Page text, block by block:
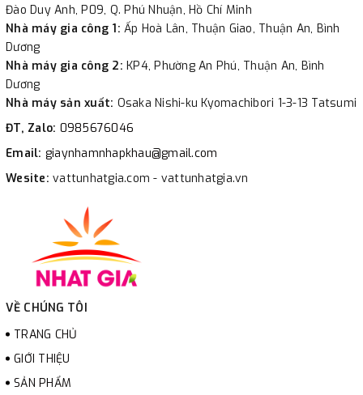
Đào Duy Anh, P09, Q. Phú Nhuận, Hồ Chí Minh
Nhà máy gia công 1: Ấp Hoà Lân, Thuận Giao, Thuận An, Bình
Dương
Nhà máy gia công 2: KP4, Phường An Phú, Thuận An, Bình
Dương
Nhà máy sản xuất: Osaka Nishi-ku Kyomachibori 1-3-13 Tatsumi
ĐT, Zalo: 0985676046
Email: giaynhamnhapkhau@gmail.com
Wesite: vattunhatgia.com - vattunhatgia.vn
VỀ CHÚNG TÔI
TRANG CHỦ
GIỚI THIỆU
SẢN PHẨM